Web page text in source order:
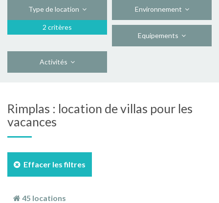
Type de location
2 critères
Environnement
Equipements
Activités
Rimplas : location de villas pour les
vacances
Effacer les filtres
45 locations